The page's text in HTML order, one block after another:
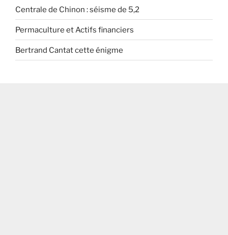
Centrale de Chinon : séisme de 5,2
Permaculture et Actifs financiers
Bertrand Cantat cette énigme